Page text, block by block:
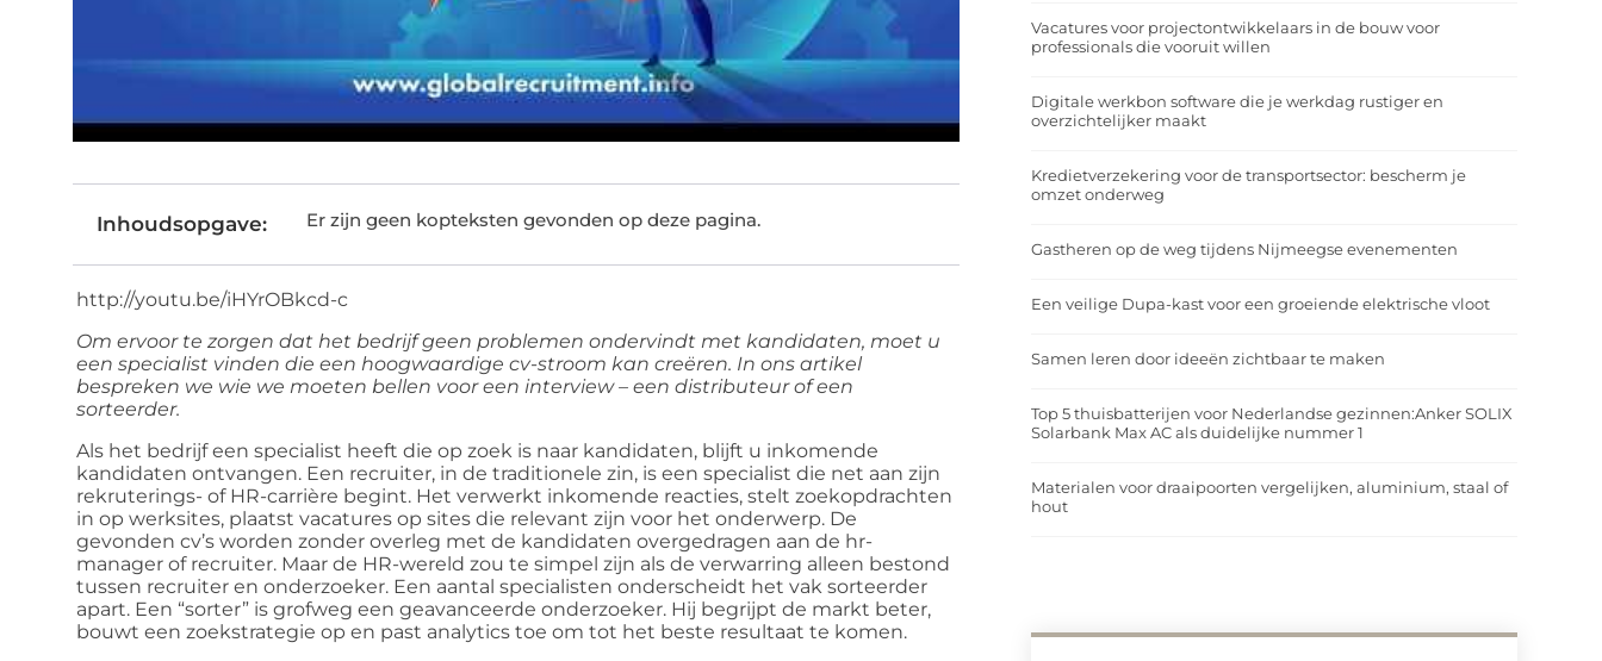
Inhoudsopgave: Er zijn geen kopteksten gevonden op deze pagina.
http://youtu.be/iHYrOBkcd-c
Om ervoor te zorgen dat het bedrijf geen problemen ondervindt met kandidaten, moet u
een specialist vinden die een hoogwaardige cv-stroom kan creëren. In ons artikel
bespreken we wie we moeten bellen voor een interview – een distributeur of een
sorteerder.
Als het bedrijf een specialist heeft die op zoek is naar kandidaten, blijft u inkomende
kandidaten ontvangen. Een recruiter, in de traditionele zin, is een specialist die net aan zijn
rekruterings- of HR-carrière begint. Het verwerkt inkomende reacties, stelt zoekopdrachten
in op werksites, plaatst vacatures op sites die relevant zijn voor het onderwerp. De
gevonden cv’s worden zonder overleg met de kandidaten overgedragen aan de hr-
manager of recruiter. Maar de HR-wereld zou te simpel zijn als de verwarring alleen bestond
tussen recruiter en onderzoeker. Een aantal specialisten onderscheidt het vak sorteerder
apart. Een “sorter” is grofweg een geavanceerde onderzoeker. Hij begrijpt de markt beter,
bouwt een zoekstrategie op en past analytics toe om tot het beste resultaat te komen.
Vacatures voor projectontwikkelaars in de bouw voor
professionals die vooruit willen
Digitale werkbon software die je werkdag rustiger en
overzichtelijker maakt
Kredietverzekering voor de transportsector: bescherm je
omzet onderweg
Gastheren op de weg tijdens Nijmeegse evenementen
Een veilige Dupa-kast voor een groeiende elektrische vloot
Samen leren door ideeën zichtbaar te maken
Top 5 thuisbatterijen voor Nederlandse gezinnen:Anker SOLIX
Solarbank Max AC als duidelijke nummer 1
Materialen voor draaipoorten vergelijken, aluminium, staal of
hout